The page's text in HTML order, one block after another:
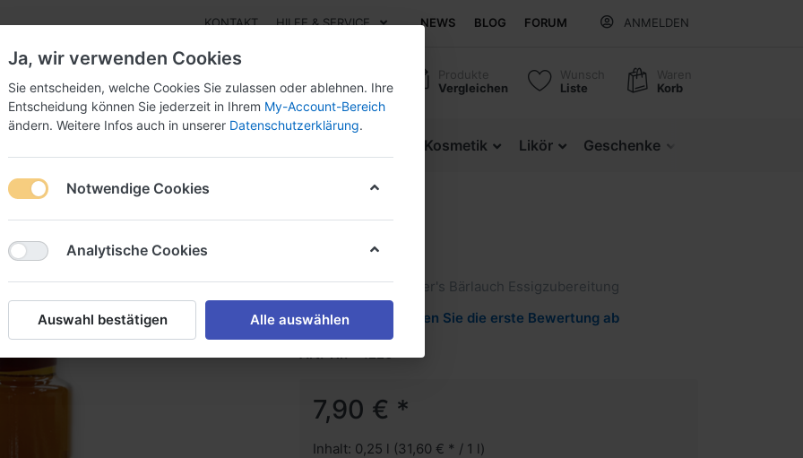
KONTAKT HILFE & SERVICE NEWS BLOG FORUM ANMELDEN
Produkte
Vergleichen
Wunsch
Liste
Waren
Korb
Kosmetik Likör Geschenke
Bärlauch
Farmer-Rabensteiner's Bärlauch Essigzubereitung
Geben Sie die erste Bewertung ab
7,90 € *
Inhalt: 0,25 l (31,60 € * / 1 l)
Ja, wir verwenden Cookies
Sie entscheiden, welche Cookies Sie zulassen oder ablehnen. Ihre
Entscheidung können Sie jederzeit in Ihrem My-Account-Bereich
ändern. Weitere Infos auch in unserer Datenschutzerklärung.
Notwendige Cookies
Analytische Cookies
Auswahl bestätigen Alle auswählen